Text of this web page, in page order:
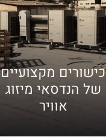
כישורים מקצועיים
של הנדסאי מיזוג
אוויר